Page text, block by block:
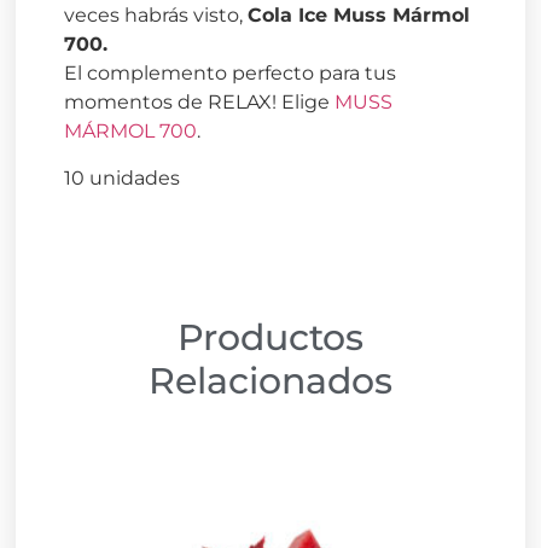
veces habrás visto,Cola Ice Muss Mármol
700.
El complemento perfecto para tus
momentos de RELAX! Elige MUSS
MÁRMOL 700.
10 unidades
Productos
Relacionados